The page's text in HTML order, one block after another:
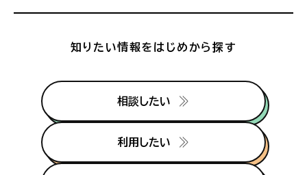
知りたい情報をはじめから探す
相談したい
利用したい